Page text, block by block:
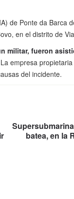
de Ponte da Barca
en el distrito de
militar, fueron
empresa
del incidente.
batea, en la